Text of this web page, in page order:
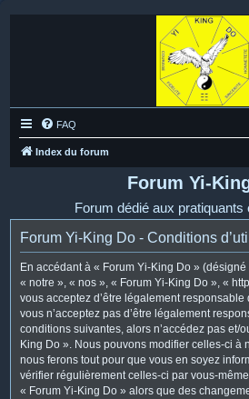
FAQ
Index du forum
Forum Yi-
Forum dédié aux pratiquants
Forum Yi-King Do - Conditions
En accédant à « Forum Yi-King Do »
« notre », « nos », « Forum Yi-King Do », «
vous acceptez d’être légalement
vous n’acceptez pas d’être légalement
conditions suivantes, alors n’accédez pas et/
King Do ». Nous pouvons modifier celles-ci à
nous ferons tout pour que vous en soyez
vérifier régulièrement celles-ci par vous-
« Forum Yi-King Do » alors que des